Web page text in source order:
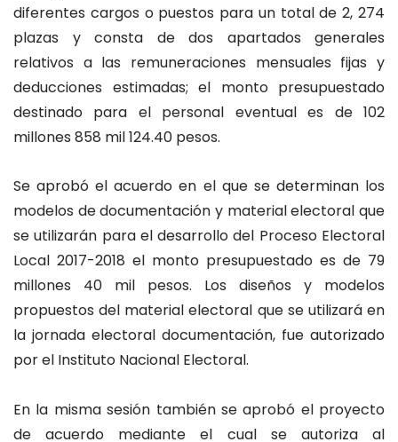
diferentes cargos o puestos para un total de 2, 274
plazas y consta de dos apartados generales
relativos a las remuneraciones mensuales fijas y
deducciones estimadas; el monto presupuestado
destinado para el personal eventual es de 102
millones 858 mil 124.40 pesos.
Se aprobó el acuerdo en el que se determinan los
modelos de documentación y material electoral que
se utilizarán para el desarrollo del Proceso Electoral
Local 2017-2018 el monto presupuestado es de 79
millones 40 mil pesos. Los diseños y modelos
propuestos del material electoral que se utilizará en
la jornada electoral documentación, fue autorizado
por el Instituto Nacional Electoral.
En la misma sesión también se aprobó el proyecto
de acuerdo mediante el cual se autoriza al